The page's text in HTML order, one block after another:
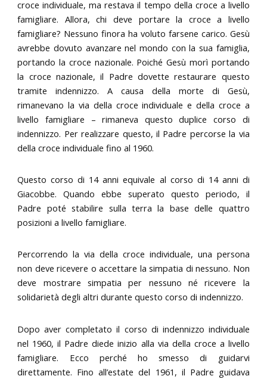
croce individuale, ma restava il tempo della croce a livello
famigliare. Allora, chi deve portare la croce a livello
famigliare? Nessuno finora ha voluto farsene carico. Gesù
avrebbe dovuto avanzare nel mondo con la sua famiglia,
portando la croce nazionale. Poiché Gesù morì portando
la croce nazionale, il Padre dovette restaurare questo
tramite indennizzo. A causa della morte di Gesù,
rimanevano la via della croce individuale e della croce a
livello famigliare – rimaneva questo duplice corso di
indennizzo. Per realizzare questo, il Padre percorse la via
della croce individuale fino al 1960.
Questo corso di 14 anni equivale al corso di 14 anni di
Giacobbe. Quando ebbe superato questo periodo, il
Padre poté stabilire sulla terra la base delle quattro
posizioni a livello famigliare.
Percorrendo la via della croce individuale, una persona
non deve ricevere o accettare la simpatia di nessuno. Non
deve mostrare simpatia per nessuno né ricevere la
solidarietà degli altri durante questo corso di indennizzo.
Dopo aver completato il corso di indennizzo individuale
nel 1960, il Padre diede inizio alla via della croce a livello
famigliare. Ecco perché ho smesso di guidarvi
direttamente. Fino all’estate del 1961, il Padre guidava